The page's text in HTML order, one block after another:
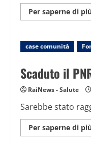
Per saperne di più
case comunità
Scaduto il
RaiNews - Salute
Sarebbe stato
Per saperne di più